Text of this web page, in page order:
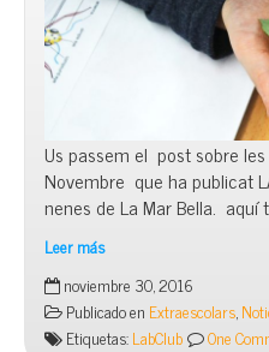
Us passem el post sobre
Novembre que ha publicat
nenes de La Mar Bella. aquí
Leer más
LabClub
noviembre 30, 2016
Publicado en Extraescolars,
Etiquetas:LabClub One